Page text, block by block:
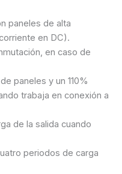
paneles de alta
en DC).
en caso de
paneles y un 110%
trabaja en conexión a
de la salida cuando
periodos de carga